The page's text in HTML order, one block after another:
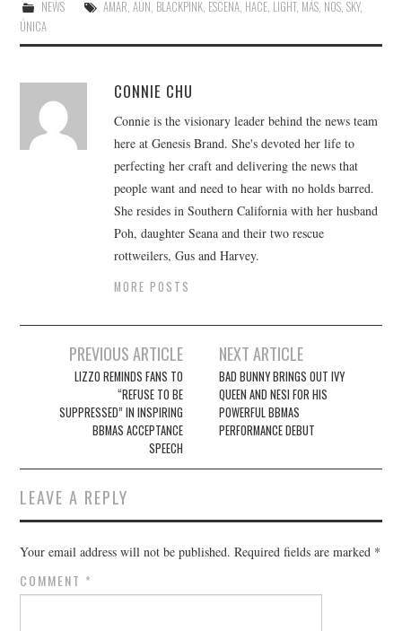
NEWS AMAR, AÚN, BLACKPINK, ESCENA, HACE, LIGHT, MÁS, NOS, SKY,
ÚNICA
CONNIE CHU
Connie is the visionary leader behind the news team
here at Genesis Brand. She's devoted her life to
perfecting her craft and delivering the news that
people want and need to hear with no holds barred.
She resides in Southern California with her husband
Poh, daughter Seana and their two rescue
rottweilers, Gus and Harvey.
MORE POSTS
navigation
PREVIOUS ARTICLE
LIZZO REMINDS FANS TO
“REFUSE TO BE
SUPPRESSED” IN INSPIRING
BBMAS ACCEPTANCE
SPEECH
NEXT ARTICLE
BAD BUNNY BRINGS OUT IVY
QUEEN AND NESI FOR HIS
POWERFUL BBMAS
PERFORMANCE DEBUT
LEAVE A REPLY
Your email address will not be published. Required fields are marked *
COMMENT *